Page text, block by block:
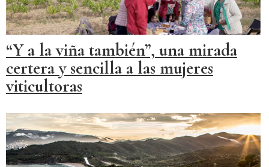
“Y a la viña también”, una mirada
certera y sencilla a las mujeres
viticultoras